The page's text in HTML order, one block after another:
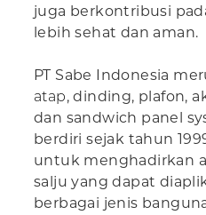
juga berkontribusi
lebih sehat dan aman.
PT Sabe Indonesia
atap, dinding, plafon,
dan sandwich panel
berdiri sejak tahun
untuk menghadirkan
salju yang dapat
berbagai jenis